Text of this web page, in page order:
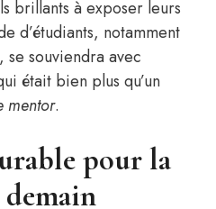
brillants à exposer leurs
d’étudiants, notamment
se souviendra avec
était bien plus qu’un
mentor.
pour la